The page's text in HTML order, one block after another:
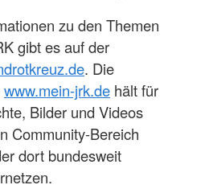
zu den Themen
gibt es auf der
. Die
www.mein-jrk.de hält für
Bilder und Videos
Community-Bereich
dort bundesweit